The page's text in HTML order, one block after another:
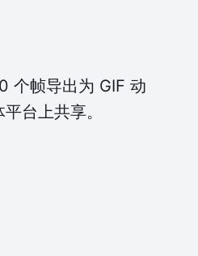
个帧导出为 GIF 动
台上共享。